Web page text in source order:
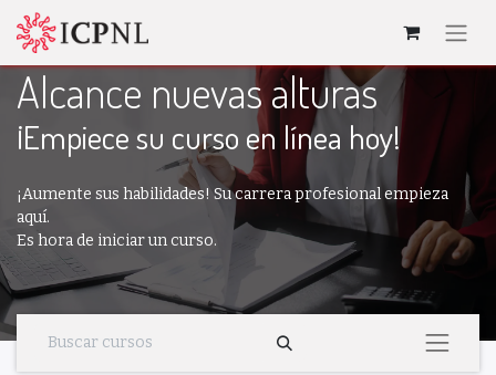
Alcance nuevas alturas
¡Empiece su curso en línea hoy!
¡Aumente sus habilidades! Su carrera profesional empieza
aquí.
Es hora de iniciar un curso.